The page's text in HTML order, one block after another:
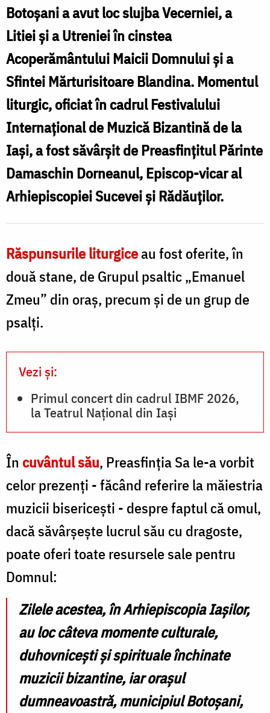
Botoșani a avut loc slujba Vecerniei, a
Litiei și a Utreniei în cinstea
Acoperământului Maicii Domnului și a
Sfintei Mărturisitoare Blandina. Momentul
liturgic, oficiat în cadrul Festivalului
Internațional de Muzică Bizantină de la
Iași, a fost săvârșit de Preasfințitul Părinte
Damaschin Dorneanul, Episcop-vicar al
Arhiepiscopiei Sucevei și Rădăuților.
Răspunsurile liturgiceau fost oferite, în
două stane, de Grupul psaltic „Emanuel
Zmeu” din oraș, precum și de un grup de
psalți.
Vezi și:
Primul concert din cadrul IBMF 2026,
la Teatrul Național din Iași
În cuvântul său, Preasfinția Sa le-a vorbit
celor prezenți - făcând referire la măiestria
muzicii bisericești - despre faptul că omul,
dacă săvârșește lucrul său cu dragoste,
poate oferi toate resursele sale pentru
Domnul:
Zilele acestea, în Arhiepiscopia Iașilor,
au loc câteva momente culturale,
duhovnicești și spirituale închinate
muzicii bizantine, iar orașul
dumneavoastră, municipiul Botoșani,